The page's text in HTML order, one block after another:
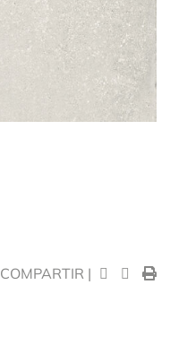
COMPARTIR |